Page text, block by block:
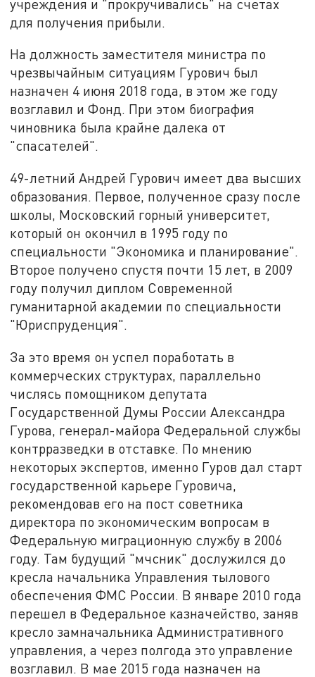
учреждения и "прокручивались" на счетах
для получения прибыли.
На должность заместителя министра по
чрезвычайным ситуациям Гурович был
назначен 4 июня 2018 года, в этом же году
возглавил и Фонд. При этом биография
чиновника была крайне далека от
"спасателей".
49-летний Андрей Гурович имеет два высших
образования. Первое, полученное сразу после
школы, Московский горный университет,
который он окончил в 1995 году по
специальности "Экономика и планирование".
Второе получено спустя почти 15 лет, в 2009
году получил диплом Современной
гуманитарной академии по специальности
"Юриспруденция".
За это время он успел поработать в
коммерческих структурах, параллельно
числясь помощником депутата
Государственной Думы России Александра
Гурова, генерал-майора Федеральной службы
контрразведки в отставке. По мнению
некоторых экспертов, именно Гуров дал старт
государственной карьере Гуровича,
рекомендовав его на пост советника
директора по экономическим вопросам в
Федеральную миграционную службу в 2006
году. Там будущий "мчсник" дослужился до
кресла начальника Управления тылового
обеспечения ФМС России. В январе 2010 года
перешел в Федеральное казначейство, заняв
кресло замначальника Административного
управления, а через полгода это управление
возглавил. В мае 2015 года назначен на